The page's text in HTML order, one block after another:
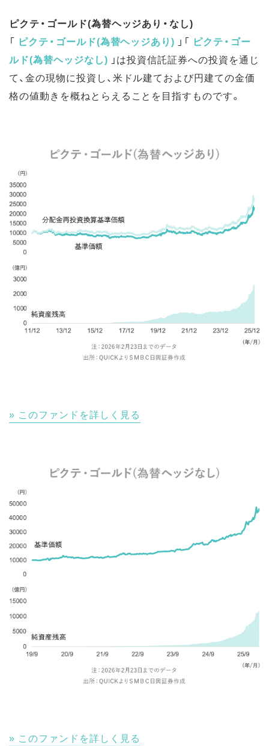
ピクテ・ゴールド(為替ヘッジあり・なし)
「 ピクテ・ゴールド(為替ヘッジあり) 」「 ピクテ・ゴー
ルド(為替ヘッジなし) 」は投資信託証券への投資を通じ
て、金の現物に投資し、米ドル建ておよび円建ての金価
格の値動きを概ねとらえることを目指すものです。
このファンドを詳しく見る
このファンドを詳しく見る